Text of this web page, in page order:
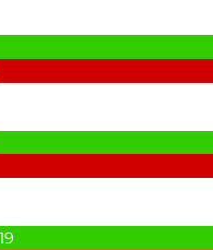
19